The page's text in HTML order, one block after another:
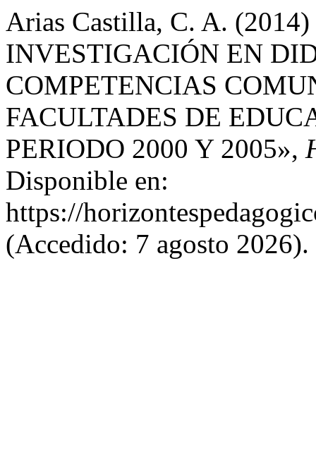
Arias Castilla, C. A.
INVESTIGACIÓN EN
COMPETENCIAS
FACULTADES DE
PERIODO 2000 Y 2005»,
Disponible en:
https://
(Accedido: 7 agosto 2026).